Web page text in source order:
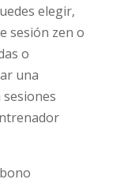
elegir,
sesión zen o
o
una
sesiones